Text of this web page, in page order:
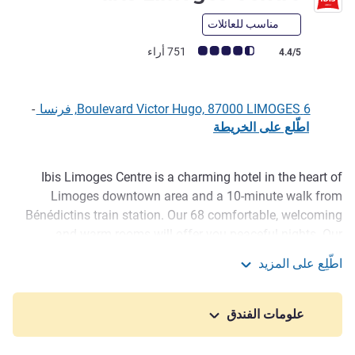
مناسب للعائلات
ملاحظة أراء العملاء (رأي ALL)
4.4/5 751 أراء
6 Boulevard Victor Hugo, 87000 LIMOGES, فرنسا
-
اطّلع على الخريطة
الوصف
Ibis Limoges Centre is a charming hotel in the heart of
Limoges downtown area and a 10-minute walk from
Bénédictins train station. Our 68 comfortable, welcoming
establishment is currently undergoing renovations. The
hotel remains open (work during the day on weekdays). We
already have 20 renovated rooms. We thank you for your
understanding.
اطّلِع على المزيد
علومات الفندق